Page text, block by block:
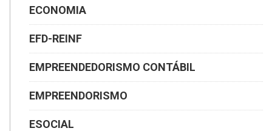
ECONOMIA
EFD-REINF
EMPREENDEDORISMO CONTÁBIL
EMPREENDORISMO
ESOCIAL